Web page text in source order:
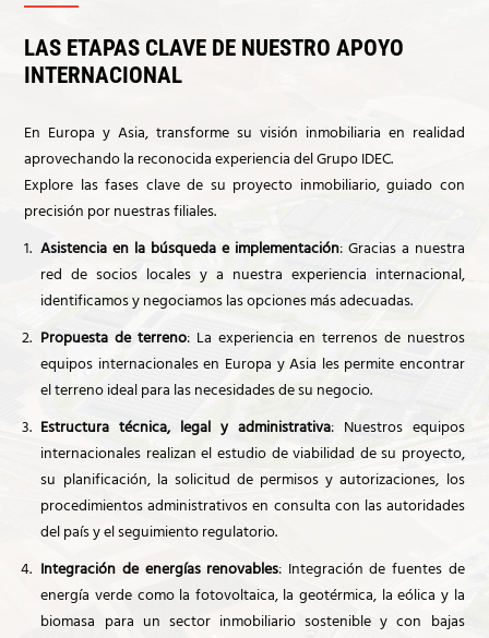
LAS ETAPAS CLAVE DE NUESTRO APOYO
INTERNACIONAL
En Europa y Asia, transforme su visión inmobiliaria en realidad
aprovechando la reconocida experiencia del Grupo IDEC.
Explore las fases clave de su proyecto inmobiliario, guiado con
precisión por nuestras filiales.
Asistencia en la búsqueda e implementación: Gracias a nuestra
red de socios locales y a nuestra experiencia internacional,
identificamos y negociamos las opciones más adecuadas.
Propuesta de terreno: La experiencia en terrenos de nuestros
equipos internacionales en Europa y Asia les permite encontrar
el terreno ideal para las necesidades de su negocio.
Estructura técnica, legal y administrativa: Nuestros equipos
internacionales realizan el estudio de viabilidad de su proyecto,
su planificación, la solicitud de permisos y autorizaciones, los
procedimientos administrativos en consulta con las autoridades
del país y el seguimiento regulatorio.
Integración de energías renovables: Integración de fuentes de
energía verde como la fotovoltaica, la geotérmica, la eólica y la
biomasa para un sector inmobiliario sostenible y con bajas